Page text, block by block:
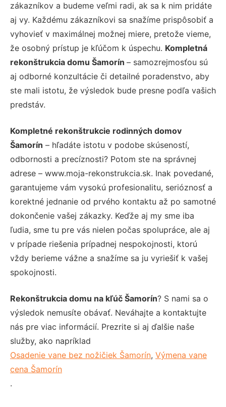
zákazníkov a budeme veľmi radi, ak sa k nim pridáte
aj vy. Každému zákazníkovi sa snažíme prispôsobiť a
vyhovieť v maximálnej možnej miere, pretože vieme,
že osobný prístup je kľúčom k úspechu. Kompletná
rekonštrukcia domu Šamorín – samozrejmosťou sú
aj odborné konzultácie či detailné poradenstvo, aby
ste mali istotu, že výsledok bude presne podľa vašich
predstáv.
Kompletné rekonštrukcie rodinných domov
Šamorín – hľadáte istotu v podobe skúseností,
odbornosti a precíznosti? Potom ste na správnej
adrese – www.moja-rekonstrukcia.sk. Inak povedané,
garantujeme vám vysokú profesionalitu, serióznosť a
korektné jednanie od prvého kontaktu až po samotné
dokončenie vašej zákazky. Keďže aj my sme iba
ľudia, sme tu pre vás nielen počas spolupráce, ale aj
v prípade riešenia prípadnej nespokojnosti, ktorú
vždy berieme vážne a snažíme sa ju vyriešiť k vašej
spokojnosti.
Rekonštrukcia domu na kľúč Šamorín? S nami sa o
výsledok nemusíte obávať. Neváhajte a kontaktujte
nás pre viac informácií. Prezrite si aj ďalšie naše
služby, ako napríklad
Osadenie vane bez nožičiek Šamorín, Výmena vane
cena Šamorín
.